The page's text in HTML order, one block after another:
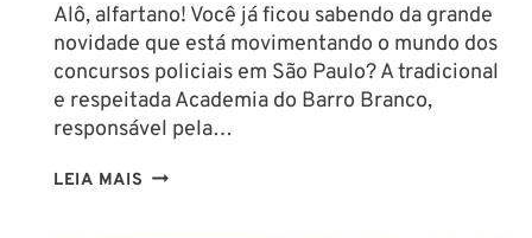
Alô, alfartano! Você já ficou sabendo da grande
novidade que está movimentando o mundo dos
concursos policiais em São Paulo? A tradicional
e respeitada Academia do Barro Branco,
responsável pela…
LEIA MAIS NA